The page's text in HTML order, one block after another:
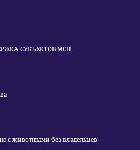
СУБЪЕКТОВ МСП
с животными без владельцев